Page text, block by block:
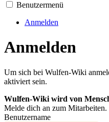
Benutzermenü
Anmelden
Anmelden
Um sich bei Wulfen-Wiki
aktiviert sein.
Wulfen-Wiki wird von
Melde dich an zum Mitarbeiten.
Benutzername